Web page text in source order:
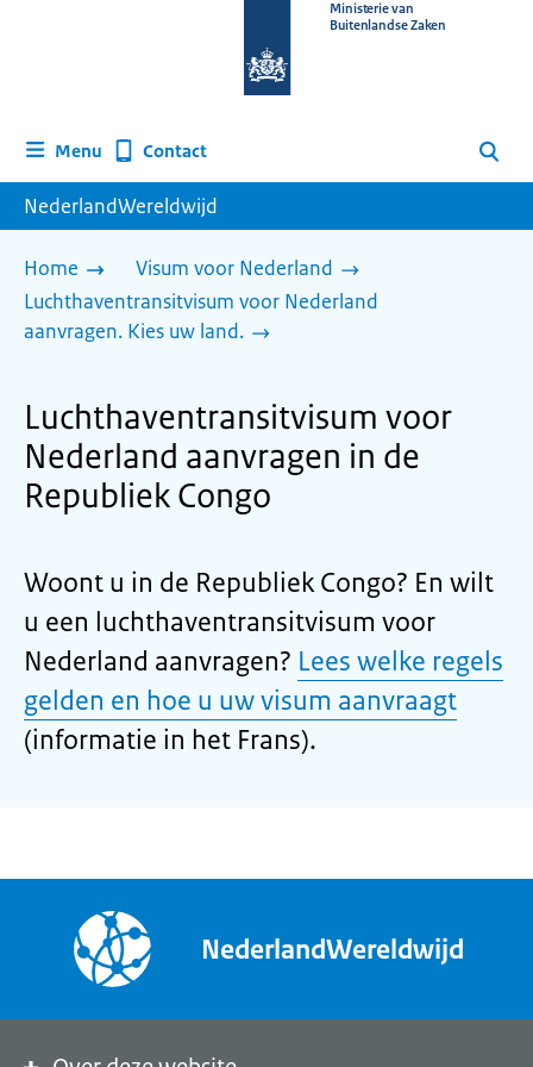
homepage
Ministerie van
Buitenlandse Zaken
Menu Contact Zoeken
NederlandWereldwijd
Home
Visum voor Nederland
Luchthaventransitvisum voor Nederland
aanvragen. Kies uw land.
Luchthaventransitvisum voor
Nederland aanvragen in de
Republiek Congo
Woont u in de Republiek Congo? En wilt
u een luchthaventransitvisum voor
Nederland aanvragen? Lees welke regels
gelden en hoe u uw visum aanvraagt
(informatie in het Frans).
NederlandWereldwijd